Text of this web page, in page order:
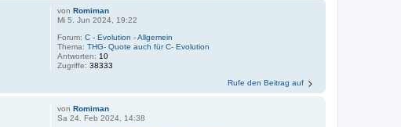
vonRomiman
Mi 5. Jun 2024, 19:22
Forum:C - Evolution - Allgemein
Thema:THG- Quote auch für C- Evolution
Antworten: 10
Zugriffe:38333
Rufe den Beitrag auf
vonRomiman
Sa 24. Feb 2024, 14:38